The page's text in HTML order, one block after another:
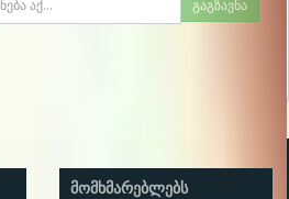
გაგზავნა
ᲛᲝᲛᲮᲛᲐᲠᲔᲑᲚᲔᲑᲡ